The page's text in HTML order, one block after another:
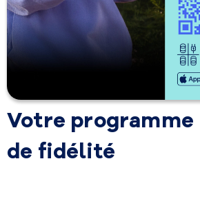
Votre programme
de fidélité